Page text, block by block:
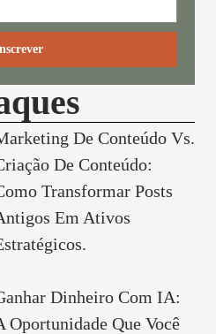
De Conteúdo Vs.
De Conteúdo:
Transformar Posts
Em Ativos
Dinheiro Com IA:
Oportunidade Que Você